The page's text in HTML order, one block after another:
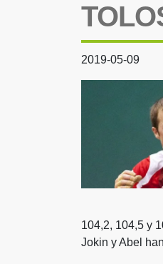
2019-05-09
104,2, 104,5 y
Jokin y Abel